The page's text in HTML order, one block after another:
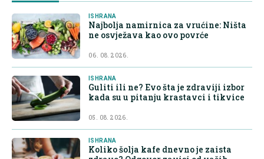
ISHRANA
Najbolja namirnica za vrućine: Ništa
ne osvježava kao ovo povrće
06. 08. 2026.
ISHRANA
Guliti ili ne? Evo šta je zdraviji izbor
kada su u pitanju krastavci i tikvice
05. 08. 2026.
ISHRANA
Koliko šolja kafe dnevno je zaista